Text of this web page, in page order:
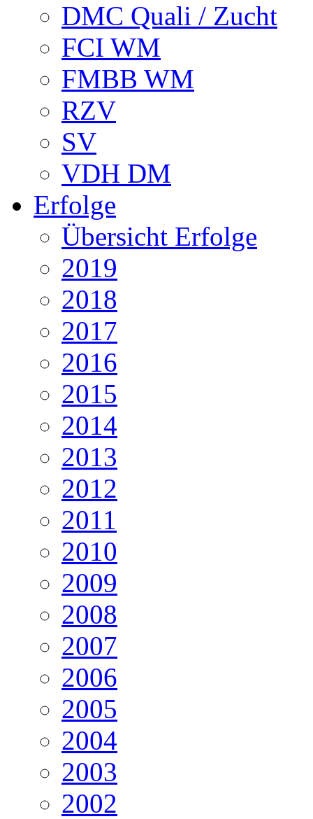
DMC Quali / Zucht
FCI WM
FMBB WM
RZV
SV
VDH DM
Erfolge
Übersicht Erfolge
2019
2018
2017
2016
2015
2014
2013
2012
2011
2010
2009
2008
2007
2006
2005
2004
2003
2002